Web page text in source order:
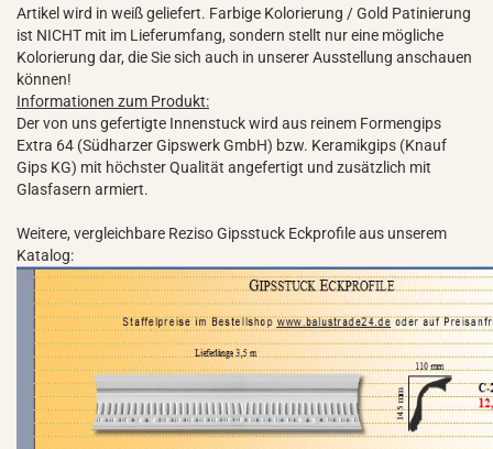
Artikel wird in weiß geliefert. Farbige Kolorierung / Gold Patinierung
ist NICHT mit im Lieferumfang, sondern stellt nur eine mögliche
Kolorierung dar, die Sie sich auch in unserer Ausstellung anschauen
können!
Informationen zum Produkt:
Der von uns gefertigte Innenstuck wird aus reinem Formengips
Extra 64 (Südharzer Gipswerk GmbH) bzw. Keramikgips (Knauf
Gips KG) mit höchster Qualität angefertigt und zusätzlich mit
Glasfasern armiert.
Weitere, vergleichbare Reziso Gipsstuck Eckprofile aus unserem
Katalog: